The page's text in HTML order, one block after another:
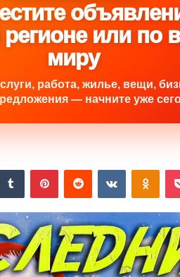
или по
миру
работа, жилье, вещи,
— начните уже
Tumblr PinterestReddit VKontakte